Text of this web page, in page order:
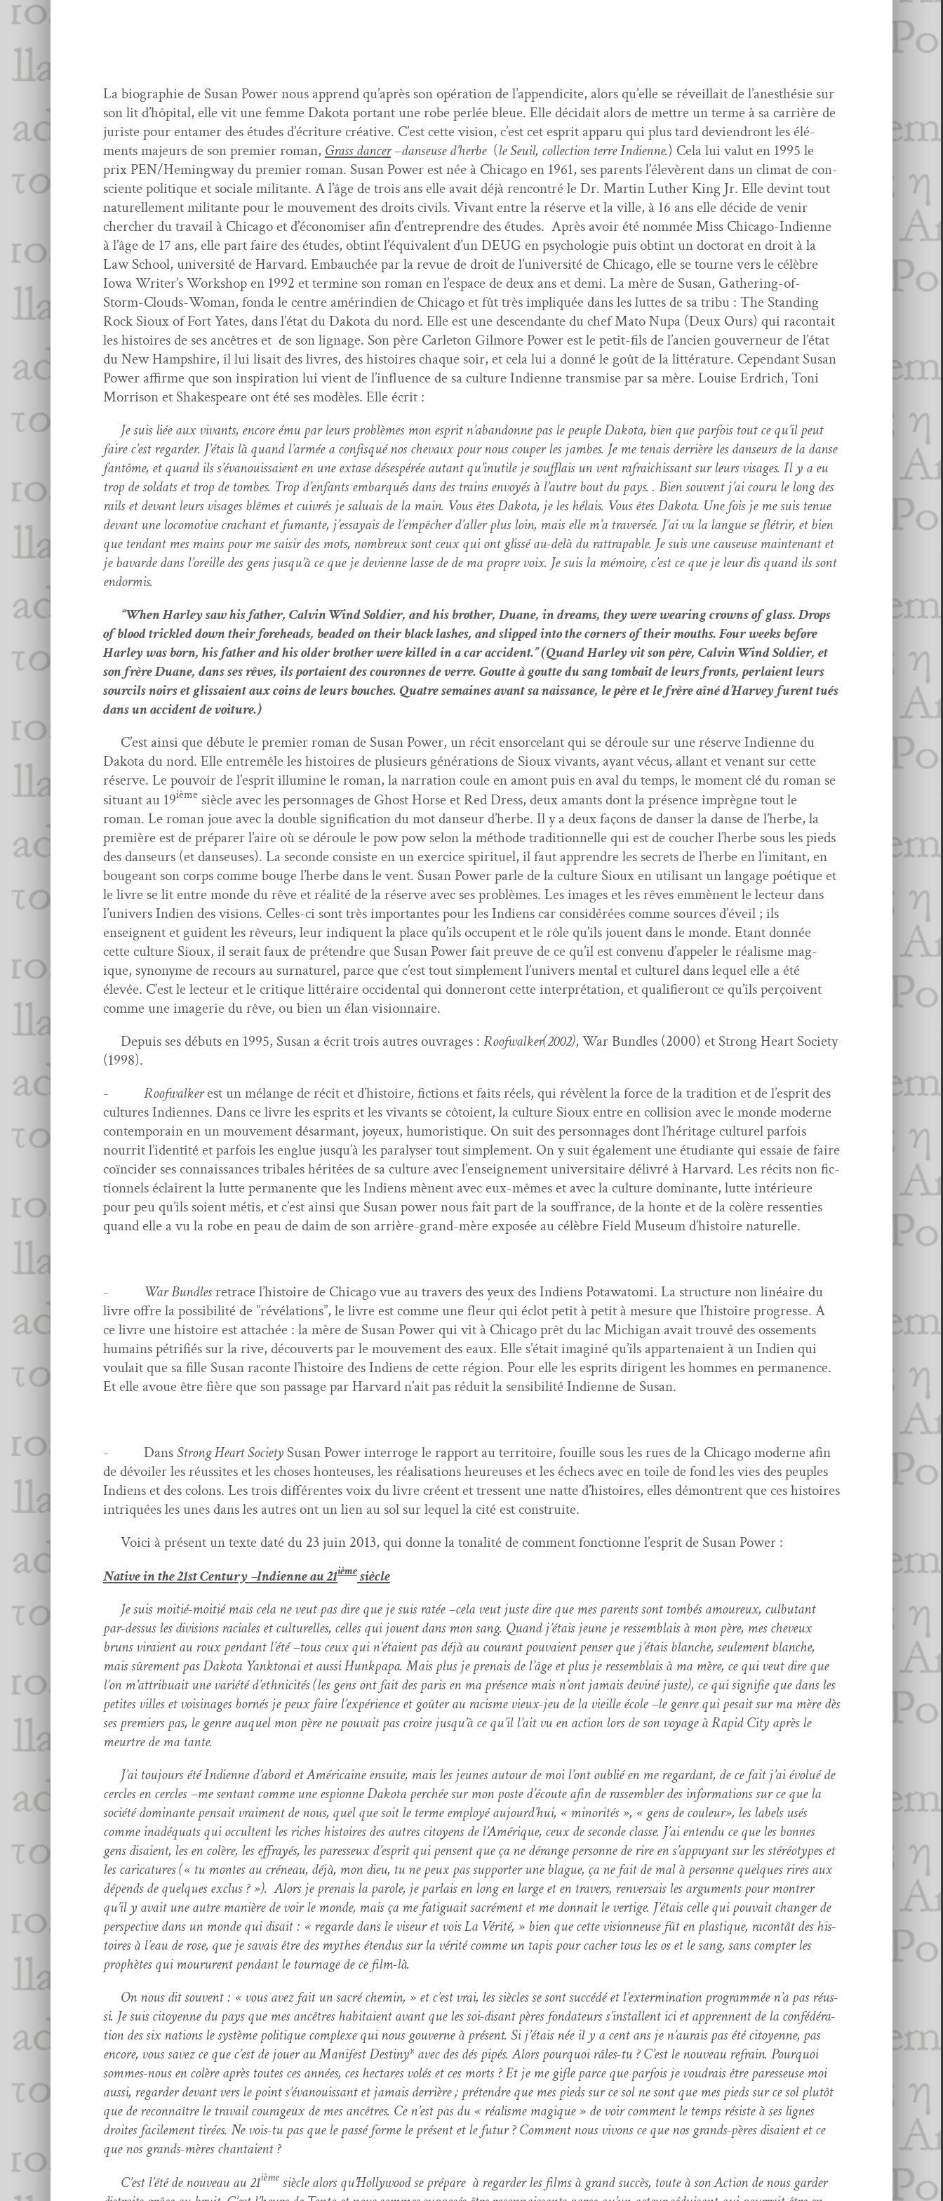
La biogra­phie de Susan Pow­er nous apprend qu’après son opéra­tion de l’appendicite, alors qu’elle se réveil­lait de l’anesthésie sur
son lit d’hôpital, elle vit une femme Dako­ta por­tant une robe per­lée bleue. Elle décidait alors de met­tre un terme à sa car­rière de
juriste pour entamer des études d’écriture créa­tive. C’est cette vision, c’est cet esprit apparu qui plus tard devien­dront les élé­
ments majeurs de son pre­mier roman, Grass dancer–danseuse d’herbe(le Seuil, col­lec­tion terre Indi­enne.) Cela lui val­ut en 1995 le
prix PEN/Hemingway du pre­mier roman. Susan Pow­er est née à Chica­go en 1961, ses par­ents l’élevèrent dans un cli­mat de con­
sciente poli­tique et sociale mil­i­tante. A l’âge de trois ans elle avait déjà ren­con­tré le Dr. Mar­tin Luther King Jr. Elle devint tout
naturelle­ment mil­i­tante pour le mou­ve­ment des droits civils. Vivant entre la réserve et la ville, à 16 ans elle décide de venir
chercher du tra­vail à Chica­go et d’économiser afin d’entreprendre des études. Après avoir été nom­mée Miss Chica­go-Indi­enne
à l’âge de 17 ans, elle part faire des études, obtint l’équivalent d’un DEUG en psy­cholo­gie puis obtint un doc­tor­at en droit à la
Law School, uni­ver­sité de Har­vard. Embauchée par la revue de droit de l’université de Chica­go, elle se tourne vers le célèbre
Iowa Writer’s Work­shop en 1992 et ter­mine son roman en l’espace de deux ans et demi. La mère de Susan, Gath­er­ing-of-
Storm-Clouds-Woman, fon­da le cen­tre amérin­di­en de Chica­go et fût très impliquée dans les luttes de sa tribu : The Stand­ing
Rock Sioux of Fort Yates, dans l’état du Dako­ta du nord. Elle est une descen­dante du chef Mato Nupa (Deux Ours) qui racon­tait
les his­toires de ses ancêtres et de son lig­nage. Son père Car­leton Gilmore Pow­er est le petit-fils de l’ancien gou­verneur de l’état
du New Hamp­shire, il lui lisait des livres, des his­toires chaque soir, et cela lui a don­né le goût de la lit­téra­ture. Cepen­dant Susan
Pow­er affirme que son inspi­ra­tion lui vient de l’influence de sa cul­ture Indi­enne trans­mise par sa mère. Louise Erdrich, Toni
Mor­ri­son et Shake­speare ont été ses mod­èles. Elle écrit :
Je suis liée aux vivants, encore ému par leurs prob­lèmes mon esprit n’abandonne pas le peu­ple Dako­ta, bien que par­fois tout ce qu’il peut
faire c’est regarder. J’étais là quand l’armée a con­fisqué nos chevaux pour nous couper les jambes. Je me tenais der­rière les danseurs de la danse
fan­tôme, et quand ils s’évanouissaient en une extase dés­espérée autant qu’inutile je souf­flais un vent rafraichissant sur leurs vis­ages. Il y a eu
trop de sol­dats et trop de tombes. Trop d’enfants embar­qués dans des trains envoyés à l’autre bout du pays. . Bien sou­vent j’ai cou­ru le long des
rails et devant leurs vis­ages blêmes et cuiv­rés je salu­ais de la main. Vous êtes Dako­ta, je les hélais. Vous êtes Dako­ta. Une fois je me suis tenue
devant une loco­mo­tive crachant et fumante, j’essayais de l’empêcher d’aller plus loin, mais elle m’a tra­ver­sée. J’ai vu la langue se flétrir, et bien
que ten­dant mes mains pour me saisir des mots, nom­breux sont ceux qui ont glis­sé au-delà du rat­tra­pable. Je suis une causeuse main­tenant et
je bavarde dans l’oreille des gens jusqu’à ce que je devi­enne lasse de de ma pro­pre voix. Je suis la mémoire, c’est ce que je leur dis quand ils sont
endormis.
“When Harley saw his father, Calvin Wind Sol­dier, and his broth­er, Duane, in dreams, they were wear­ing crowns of glass. Drops
of blood trick­led down their fore­heads, bead­ed on their black lash­es, and slipped into the cor­ners of their mouths. Four weeks before
Harley was born, his father and his old­er broth­er were killed in a car acci­dent.” (Quand Harley vit son père, Calvin Wind Sol­dier, et
son frère Duane, dans ses rêves, ils por­taient des couronnes de verre. Goutte à goutte du sang tombait de leurs fronts, per­laient leurs
sour­cils noirs et glis­saient aux coins de leurs bouch­es. Qua­tre semaines avant sa nais­sance, le père et le frère aîné d’Harvey furent tués
dans un acci­dent de voiture.)
C’est ain­si que débute le pre­mier roman de Susan Pow­er, un réc­it ensor­ce­lant qui se déroule sur une réserve Indi­enne du
Dako­ta du nord. Elle entremêle les his­toires de plusieurs généra­tions de Sioux vivants, ayant vécus, allant et venant sur cette
réserve. Le pou­voir de l’esprit illu­mine le roman, la nar­ra­tion coule en amont puis en aval du temps, le moment clé du roman se
situ­ant au 19ième siè­cle avec les per­son­nages de Ghost Horse et Red Dress, deux amants dont la présence imprègne tout le
roman. Le roman joue avec la dou­ble sig­ni­fi­ca­tion du mot danseur d’herbe. Il y a deux façons de danser la danse de l’herbe, la
pre­mière est de pré­par­er l’aire où se déroule le pow pow selon la méth­ode tra­di­tion­nelle qui est de couch­er l’herbe sous les pieds
des danseurs (et danseuses). La sec­onde con­siste en un exer­ci­ce spir­ituel, il faut appren­dre les secrets de l’herbe en l’imitant, en
bougeant son corps comme bouge l’herbe dans le vent. Susan Pow­er par­le de la cul­ture Sioux en util­isant un lan­gage poé­tique et
le livre se lit entre monde du rêve et réal­ité de la réserve avec ses prob­lèmes. Les images et les rêves emmè­nent le lecteur dans
l’univers Indi­en des visions. Celles-ci sont très impor­tantes pour les Indi­ens car con­sid­érées comme sources d’éveil ; ils
enseignent et guident les rêveurs, leur indiquent la place qu’ils occu­pent et le rôle qu’ils jouent dans le monde. Etant don­née
cette cul­ture Sioux, il serait faux de pré­ten­dre que Susan Pow­er fait preuve de ce qu’il est con­venu d’appeler le réal­isme mag­
ique, syn­onyme de recours au sur­na­turel, parce que c’est tout sim­ple­ment l’univers men­tal et cul­turel dans lequel elle a été
élevée. C’est le lecteur et le cri­tique lit­téraire occi­den­tal qui don­neront cette inter­pré­ta­tion, et qual­i­fieront ce qu’ils perçoivent
comme une imagerie du rêve, ou bien un élan visionnaire.
Depuis ses débuts en 1995, Susan a écrit trois autres ouvrages : Roofwalker(2002), War Bun­dles (2000) et Strong Heart Soci­ety
(1998).
- Roofwalk­erest un mélange de réc­it et d’histoire, fic­tions et faits réels, qui révè­lent la force de la tra­di­tion et de l’esprit des
cul­tures Indi­ennes. Dans ce livre les esprits et les vivants se côtoient, la cul­ture Sioux entre en col­li­sion avec le monde mod­erne
con­tem­po­rain en un mou­ve­ment désar­mant, joyeux, humoris­tique. On suit des per­son­nages dont l’héritage cul­turel par­fois
nour­rit l’identité et par­fois les englue jusqu’à les paral­yser tout sim­ple­ment. On y suit égale­ment une étu­di­ante qui essaie de faire
coïn­cider ses con­nais­sances trib­ales héritées de sa cul­ture avec l’enseignement uni­ver­si­taire délivré à Har­vard. Les réc­its non fic­
tion­nels éclairent la lutte per­ma­nente que les Indi­ens mènent avec eux-mêmes et avec la cul­ture dom­i­nante, lutte intérieure
pour peu qu’ils soient métis, et c’est ain­si que Susan pow­er nous fait part de la souf­france, de la honte et de la colère ressen­ties
quand elle a vu la robe en peau de daim de son arrière-grand-mère exposée au célèbre Field Muse­um d’histoire naturelle.
- War Bun­dlesretrace l’histoire de Chica­go vue au tra­vers des yeux des Indi­ens Potawato­mi. La struc­ture non linéaire du
livre offre la pos­si­bil­ité de ”révéla­tions”, le livre est comme une fleur qui éclot petit à petit à mesure que l’histoire pro­gresse. A
ce livre une his­toire est attachée : la mère de Susan Pow­er qui vit à Chica­go prêt du lac Michi­gan avait trou­vé des osse­ments
humains pétri­fiés sur la rive, décou­verts par le mou­ve­ment des eaux. Elle s’était imag­iné qu’ils apparte­naient à un Indi­en qui
voulait que sa fille Susan racon­te l’histoire des Indi­ens de cette région. Pour elle les esprits diri­gent les hommes en per­ma­nence.
Et elle avoue être fière que son pas­sage par Har­vard n’ait pas réduit la sen­si­bil­ité Indi­enne de Susan.
- Dans Strong Heart Soci­ety Susan Pow­er inter­roge le rap­port au ter­ri­toire, fouille sous les rues de la Chica­go mod­erne afin
de dévoil­er les réus­sites et les choses hon­teuses, les réal­i­sa­tions heureuses et les échecs avec en toile de fond les vies des peu­ples
Indi­ens et des colons. Les trois dif­férentes voix du livre créent et tressent une nat­te d’histoires, elles démon­trent que ces his­toires
intriquées les unes dans les autres ont un lien au sol sur lequel la cité est construite.
Voici à présent un texte daté du 23 juin 2013, qui donne la tonal­ité de com­ment fonc­tionne l’esprit de Susan Power :
Native in the 21st Cen­tu­ry –Indi­enne au 21ième siècle
Je suis moitié-moitié mais cela ne veut pas dire que je suis ratée –cela veut juste dire que mes par­ents sont tombés amoureux, culbu­tant
par-dessus les divi­sions raciales et cul­turelles, celles qui jouent dans mon sang. Quand j’étais jeune je ressem­blais à mon père, mes cheveux
bruns viraient au roux pen­dant l’été –tous ceux qui n’étaient pas déjà au courant pou­vaient penser que j’étais blanche, seule­ment blanche,
mais sûre­ment pas Dako­ta Yank­ton­ai et aus­si Hunkpa­pa. Mais plus je pre­nais de l’âge et plus je ressem­blais à ma mère, ce qui veut dire que
l’on m’attribuait une var­iété d’ethnicités (les gens ont fait des paris en ma présence mais n’ont jamais dev­iné juste), ce qui sig­ni­fie que dans les
petites villes et voisi­nages bornés je peux faire l’expérience et goûter au racisme vieux-jeu de la vieille école –le genre qui pesait sur ma mère dès
ses pre­miers pas, le genre auquel mon père ne pou­vait pas croire jusqu’à ce qu’il l’ait vu en action lors de son voy­age à Rapid City après le
meurtre de ma tante.
J’ai tou­jours été Indi­enne d’abord et Améri­caine ensuite, mais les jeunes autour de moi l’ont oublié en me regar­dant, de ce fait j’ai évolué de
cer­cles en cer­cles –me sen­tant comme une espi­onne Dako­ta per­chée sur mon poste d’écoute afin de rassem­bler des infor­ma­tions sur ce que la
société dom­i­nante pen­sait vrai­ment de nous, quel que soit le terme employé aujourd’hui, « minorités », « gens de couleur», les labels usés
comme inadéquats qui occul­tent les rich­es his­toires des autres citoyens de l’Amérique, ceux de sec­onde classe. J’ai enten­du ce que les bonnes
gens dis­aient, les en colère, les effrayés, les paresseux d’esprit qui pensent que ça ne dérange per­son­ne de rire en s’appuyant sur les stéréo­types et
les car­i­ca­tures (« tu montes au créneau, déjà, mon dieu, tu ne peux pas sup­port­er une blague, ça ne fait de mal à per­son­ne quelques rires aux
dépends de quelques exclus ? »). Alors je pre­nais la parole, je par­lais en long en large et en tra­vers, ren­ver­sais les argu­ments pour mon­tr­er
qu’il y avait une autre manière de voir le monde, mais ça me fatiguait sacré­ment et me don­nait le ver­tige. J’étais celle qui pou­vait chang­er de
per­spec­tive dans un monde qui dis­ait : « regarde dans le viseur et vois La Vérité, » bien que cette vision­neuse fût en plas­tique, racon­tât des his­
toires à l’eau de rose, que je savais être des mythes éten­dus sur la vérité comme un tapis pour cacher tous les os et le sang, sans compter les
prophètes qui mou­rurent pen­dant le tour­nage de ce film-là.
On nous dit sou­vent : « vous avez fait un sacré chemin, » et c’est vrai, les siè­cles se sont suc­cédé et l’extermination pro­gram­mée n’a pas réus­
si. Je suis citoyenne du pays que mes ancêtres habitaient avant que les soi-dis­ant pères fon­da­teurs s’installent ici et appren­nent de la con­fédéra­
tion des six nations le sys­tème poli­tique com­plexe qui nous gou­verne à présent. Si j’étais née il y a cent ans je n’aurais pas été citoyenne, pas
encore, vous savez ce que c’est de jouer au Man­i­fest Des­tiny* avec des dés pipés. Alors pourquoi râles-tu ? C’est le nou­veau refrain. Pourquoi
sommes-nous en colère après toutes ces années, ces hectares volés et ces morts ? Et je me gifle parce que par­fois je voudrais être paresseuse moi
aus­si, regarder devant vers le point s’évanouissant et jamais der­rière ; pré­ten­dre que mes pieds sur ce sol ne sont que mes pieds sur ce sol plutôt
que de recon­naître le tra­vail courageux de mes ancêtres. Ce n’est pas du « réal­isme mag­ique » de voir com­ment le temps résiste à ses lignes
droites facile­ment tirées. Ne vois-tu pas que le passé forme le présent et le futur ? Com­ment nous vivons ce que nos grands-pères dis­aient et ce
que nos grands-mères chantaient ?
C’est l’été de nou­veau au 21ième siè­cle alors qu’Hollywood se pré­pare à regarder les films à grand suc­cès, toute à son Action de nous garder